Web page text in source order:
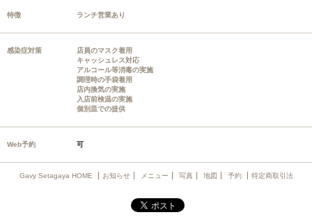
特徴 ランチ営業あり
感染症対策
店員のマスク着用
キャッシュレス対応
アルコール等消毒の実施
調理時の手袋着用
店内換気の実施
入店前検温の実施
個別皿での提供
Web予約 可
Gavy Setagaya HOME お知らせ メニュー 写真 地図 予約 特定商取引法